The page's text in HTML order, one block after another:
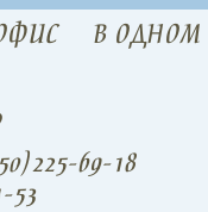
В ОДНОМ
69-18
53